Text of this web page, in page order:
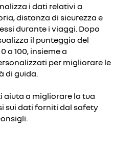
i dati relativi a
distanza di sicurezza e
durante i viaggi. Dopo
il punteggio del
a 100, insieme a
per migliorare le
di guida.
aiuta a migliorare la tua
sui dati forniti dal safety